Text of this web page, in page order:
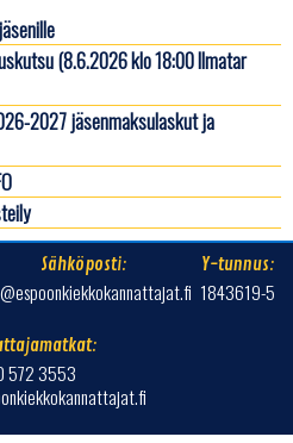
(8.6.2026 klo 18:00 Ilmatar
2027 jäsenmaksulaskut ja
Sähköposti: Y-tunnus:
1843619-5
572 3553